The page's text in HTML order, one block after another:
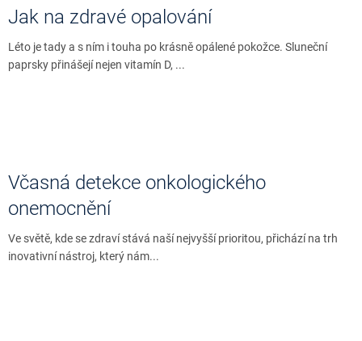
Jak na zdravé opalování
Léto je tady a s ním i touha po krásně opálené pokožce. Sluneční
paprsky přinášejí nejen vitamín D, ...
Včasná detekce onkologického
onemocnění
Ve světě, kde se zdraví stává naší nejvyšší prioritou, přichází na trh
inovativní nástroj, který nám...